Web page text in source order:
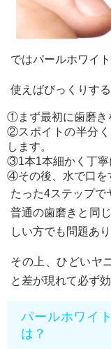
ではパールホワイ
使えばびっくりす
①まず最初に歯磨き
②スポイトの半分く
します。
③1本1本細かく丁寧
④その後、水で口を
たった4ステップで
普通の歯磨きと同
しい方でも問題あり
その上、ひどいヤ
と差が現れて必ず
パールホワイ
は？